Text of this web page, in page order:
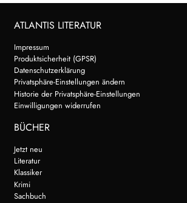
ATLANTIS LITERATUR
Impressum
Produktsicherheit (GPSR)
Datenschutzerklärung
Privatsphäre-Einstellungen ändern
Historie der Privatsphäre-Einstellungen
Einwilligungen widerrufen
BÜCHER
Jetzt neu
Literatur
Klassiker
Krimi
Sachbuch